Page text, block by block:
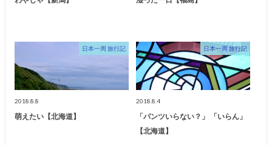
日本一周 旅行記
2018.8.8
萌えたい【北海道】
日本一周 旅行記
2018.8.4
「パンツいらない？」 「いらん」
【北海道】